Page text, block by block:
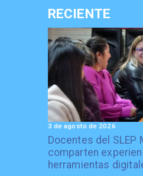
RECIENTE
Docentes del SLEP
comparten
herramientas
3 de agosto de 2026